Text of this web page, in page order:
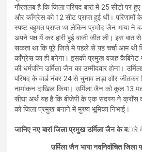
गौरतलब है कि जिला परिषद बारां में 25 सीटों पर
और कॉंग्रेस को 12 सीट प्राप्त हुई थी। परिणामों
स्पष्ट बहुमत प्राप्त था लेकिन प्रमोद जैन भाया ने
अपने पक्ष में कर हारी हुई बाजी जीत ली। इस बात से
सकता था कि पूरे जिले मे पहले से यह चर्चा आम थी
कॉंग्रेस का ही बनेगा। इसकी प्रमुख वजह कैबिनेट
की धर्मपत्नि उर्मिला जैन का उम्मीदवार होना।
परिषद के वार्ड नंबर 24 से चुनाव लड़ा और
नामांकन दाखिल किया। उर्मिला जैन को कुल 13
सीधा अर्थ यह है कि बीजेपी के एक सदस्य ने क्रॉस
को जिला प्रमुख बनाने में मुख्य भूमिका निभाई।
जानिए नए बारां जिला प्रमुख उर्मिला जैन के बारे
उर्मिला जैन भाया नवनिर्वाचित